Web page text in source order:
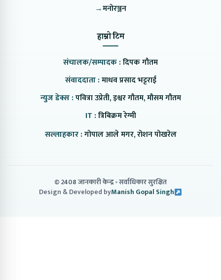
→मनोरञ्जन
हाम्रो टिम
संचालक/सम्पादक :दिपक गौतम
संवाददाता :माधव प्रसाद भट्टराई
न्युज डेक्स :पवित्रा उप्रेती, इश्वर गौतम, मौसम गौतम
IT :त्रिबिक्रम रेग्मी
सल्लाहकार :गोपाल आले मगर, रोशन पोखरेल
© 2408 जानकारी केन्द्र सर्वाधिकार सुरक्षित
Design & Developed byManish Gopal Singh